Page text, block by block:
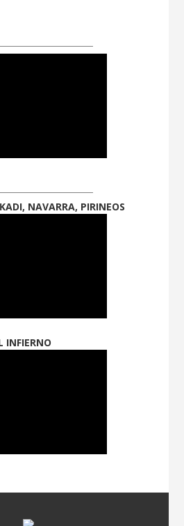
NAVARRA, PIRINEOS
INFIERNO